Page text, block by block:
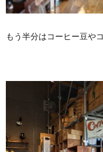
もう半分はコーヒー豆や